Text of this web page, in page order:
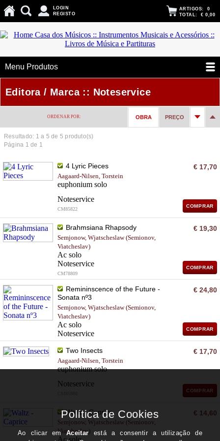
LOGIN
REGISTO
ARTIGOS: 0
TOTAL: € 0,00
Menu Produtos
Editora / Marca :: Noteservice
ORDENAR POR: OBRA PREÇO
Resultado: 1 a 5 de 5 produto(s)
Página 1 de 1
4 Lyric Pieces
Aagaard-Nilsen, Torstein
euphonium solo
Noteservice
CM85822
€ 17,70
COMPRAR
Brahmsiana Rhapsody
Semjonow, Wjatscheslaw (Semionov,
Viatcheslav)
Ac solo
Noteservice
CM78809
€ 19,30
COMPRAR
Remininscence of the Future -
Sonata nº3
Semjonow, Wjatscheslaw (Semionov,
Viatcheslav)
Ac solo
Noteservice
€ 24,80
COMPRAR
Two Insects
Aagaard-Nilsen, Torstein
euphonium solo
Noteservice
€ 17,70
COMPRAR
Waltz - Caprice
Semjonow, Wjatscheslaw (Semionov,
Viatcheslav)
Ac solo
€ 14,60